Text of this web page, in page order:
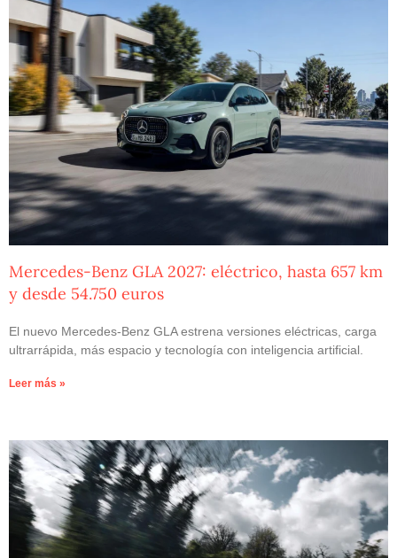
Mercedes-Benz GLA 2027: eléctrico, hasta 657 km
y desde 54.750 euros
El nuevo Mercedes-Benz GLA estrena versiones eléctricas, carga
ultrarrápida, más espacio y tecnología con inteligencia artificial.
Leer más »